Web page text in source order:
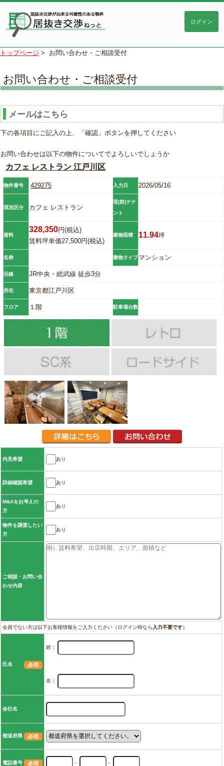
トップページ > お問い合わせ・ご相談受付
お問い合わせ・ご相談受付
メールはこちら
下の各項目にご記入の上、「確認」ボタンを押してください
お問い合わせは以下の物件についてでよろしいでしょうか
カフェ レストラン 江戸川区
物件番号 429275 入力日 2026/05/16
現況区分 カフェ レストラン
現(前)テナ
ント
賃料
328,350円(税込)
賃料坪単価27,500円(税込)
建物面積 11.94坪
名称 建物タイプマンション
沿線 JR中央・総武線 徒歩3分
所在 東京都江戸川区
フロア １階 駐車場台数
内見希望 あり
詳細確認希望 あり
M&Aをお考えの
方
あり
物件を譲渡したい
方
あり
ご相談・お問い合
わせ内容
会員でない方は以下お客様情報をご入力ください（ログイン時なら 入力不要です）
氏名
姓：
名：
会社名
都道府県
電話番号 － －